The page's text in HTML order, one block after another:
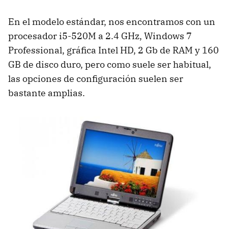
En el modelo estándar, nos encontramos con un
procesador i5-520M a 2.4 GHz, Windows 7
Professional, gráfica Intel HD, 2 Gb de RAM y 160
GB de disco duro, pero como suele ser habitual,
las opciones de configuración suelen ser
bastante amplias.